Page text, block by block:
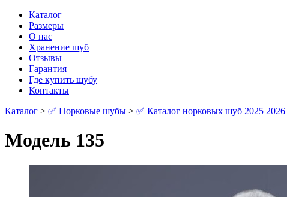
Каталог
Размеры
О нас
Хранение шуб
Отзывы
Гарантия
Где купить шубу
Контакты
Каталог > ✅ Норковые шубы > ✅ Каталог норковых шуб 2025 2026
Модель 135